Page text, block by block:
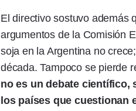
El directivo sostuvo además
argumentos de la Comisión
soja en la Argentina no
década. Tampoco se pierde
no es un debate científico,
los países que cuestionan